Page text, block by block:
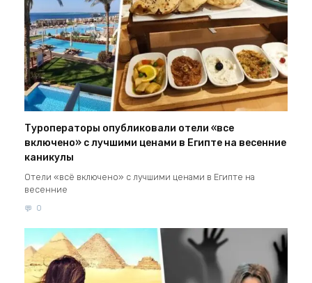
Туроператоры опубликовали отели «все
включено» с лучшими ценами в Египте на весенние
каникулы
Отели «всё включено» с лучшими ценами в Египте на
весенние
0